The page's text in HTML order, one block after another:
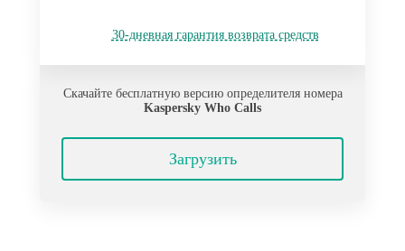
30-дневная гарантия возврата средств
Скачайте бесплатную версию определителя номера
Kaspersky Who Calls
Загрузить